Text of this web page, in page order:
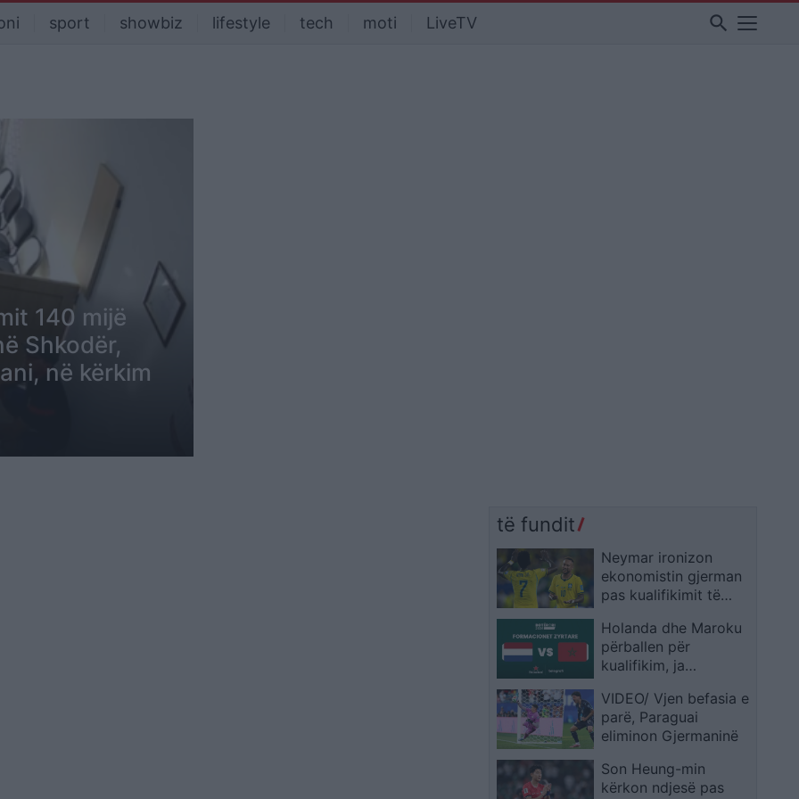
sport showbiz lifestyle tech moti LiveTV search
140 mijë
Shkodër,
në kërkim
të fundit
Neymar ironizon
ekonomistin gjerman
pas kualifikimit të
në Botërorin e
ardhshëm
Holanda dhe Maroku
përballen për
kualifikim, ja
VIDEO/ Vjen befasia e
parë, Paraguai
eliminon Gjermaninë
Son Heung-min
kërkon ndjesë pas